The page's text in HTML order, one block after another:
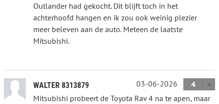
Outlander had gekocht. Dit blijft toch in het
achterhoofd hangen en ik zou ook weinig plezier
meer beleven aan de auto. Meteen de laatste
Mitsubishi.
WALTER 8313879 03-06-2026
4
Mitsubishi probeert de Toyota Rav 4 na te apen, maar